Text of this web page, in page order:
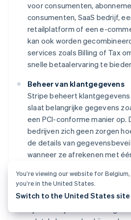
voor consumenten,
consumenten, SaaS bedrijf,
retailplatform of een e-
kan ook worden
services zoals Billing of Tax
snelle betaalervaring te
Beheer van klantgegevens
Stripe beheert
slaat belangrijke gegevens
een PCI-conforme manier
bedrijven zich geen zorgen
de details van
wanneer ze afrekenen met
Brede valuta-
De Optimized Checkout Suite
beschikbaar voor bedrijven
You’re viewing our website for
you’re in the United States.
Switch to the United States site